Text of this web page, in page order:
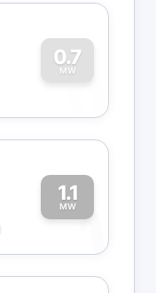
0.7
MW
0
1.1
MW1